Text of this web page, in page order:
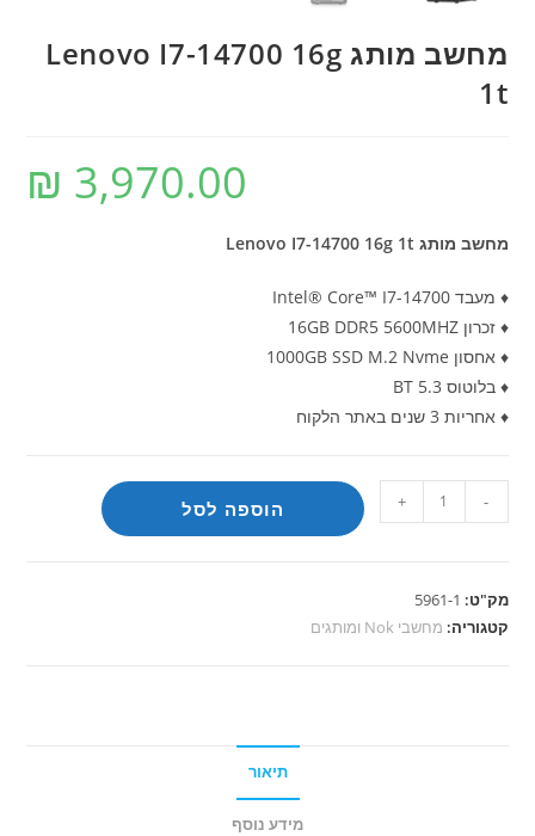
מחשב מותג Lenovo I7-14700 16g
1t
₪ 3,970.00
מחשב מותג Lenovo I7-14700 16g 1t
♦ מעבד Intel® Core™ I7-14700
♦ זכרון 16GB DDR5 5600MHZ
♦ אחסון 1000GB SSD M.2 Nvme
♦ בלוטוס BT 5.3
♦ אחריות 3 שנים באתר הלקוח
של
Lenovo
I7-
-
+ הוספה לסל
מק"ט: 5961-1
קטגוריה: מחשבי Nok ומותגים
תיאור
מידע נוסף